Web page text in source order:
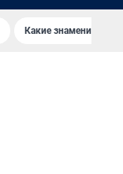
Какие знаменитости